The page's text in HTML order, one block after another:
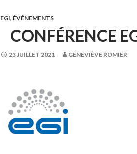
EGI, ÉVÉNEMENTS
CONFÉRENCE
23 JUILLET 2021 GENEVIÈVE ROMIER